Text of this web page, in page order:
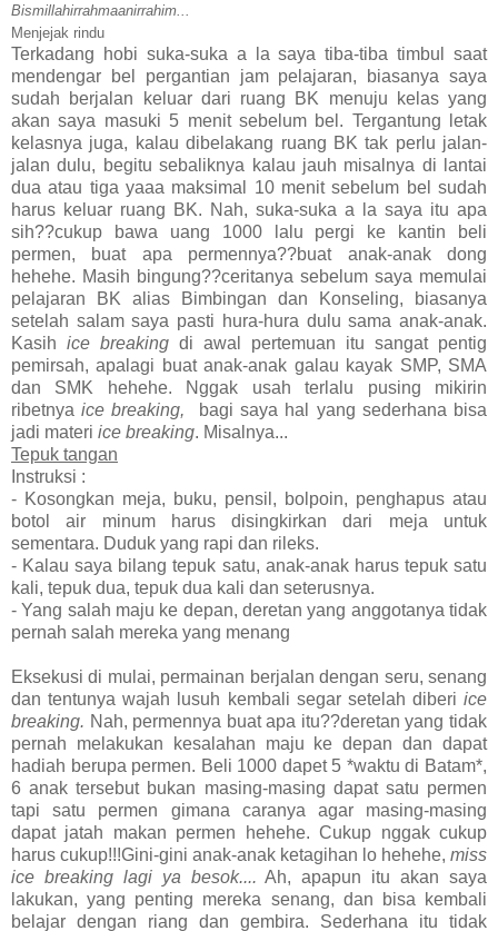
Bismillahirrahmaanirrahim...
Menjejak rindu
Terkadang hobi suka-suka a la saya tiba-tiba timbul saat
mendengar bel pergantian jam pelajaran, biasanya saya
sudah berjalan keluar dari ruang BK menuju kelas yang
akan saya masuki 5 menit sebelum bel. Tergantung letak
kelasnya juga, kalau dibelakang ruang BK tak perlu jalan-
jalan dulu, begitu sebaliknya kalau jauh misalnya di lantai
dua atau tiga yaaa maksimal 10 menit sebelum bel sudah
harus keluar ruang BK. Nah, suka-suka a la saya itu apa
sih??cukup bawa uang 1000 lalu pergi ke kantin beli
permen, buat apa permennya??buat anak-anak dong
hehehe. Masih bingung??ceritanya sebelum saya memulai
pelajaran BK alias Bimbingan dan Konseling, biasanya
setelah salam saya pasti hura-hura dulu sama anak-anak.
Kasih ice breaking di awal pertemuan itu sangat pentig
pemirsah, apalagi buat anak-anak galau kayak SMP, SMA
dan SMK hehehe. Nggak usah terlalu pusing mikirin
ribetnyaice breaking,
bagi saya hal yang sederhana bisa
jadi materi ice breaking. Misalnya...
Tepuk tangan
Instruksi :
- Kosongkan meja, buku, pensil, bolpoin, penghapus atau
botol air minum harus disingkirkan dari meja untuk
sementara. Duduk yang rapi dan rileks.
- Kalau saya bilang tepuk satu, anak-anak harus tepuk satu
kali, tepuk dua, tepuk dua kali dan seterusnya.
- Yang salah maju ke depan, deretan yang anggotanya tidak
pernah salah mereka yang menang
Eksekusi di mulai, permainan berjalan dengan seru, senang
dan tentunya wajah lusuh kembali segar setelah diberi ice
breaking. Nah, permennya buat apa itu??deretan yang tidak
pernah melakukan kesalahan maju ke depan dan dapat
hadiah berupa permen. Beli 1000 dapet 5 *waktu di Batam*,
6 anak tersebut bukan masing-masing dapat satu permen
tapi satu permen gimana caranya agar masing-masing
dapat jatah makan permen hehehe. Cukup nggak cukup
harus cukup!!!Gini-gini anak-anak ketagihan lo hehehe, miss
ice breaking lagi ya besok.... Ah, apapun itu akan saya
lakukan, yang penting mereka senang, dan bisa kembali
belajar dengan riang dan gembira. Sederhana itu tidak